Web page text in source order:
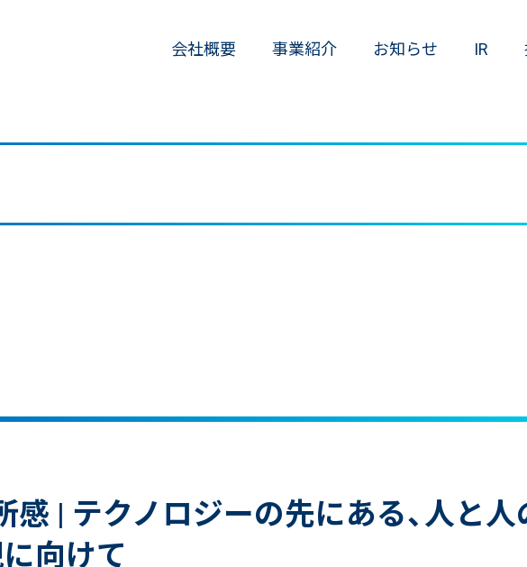
会社概要 事業紹介 お知らせ IR
感 | テクノロジーの先にある、人と
向けて